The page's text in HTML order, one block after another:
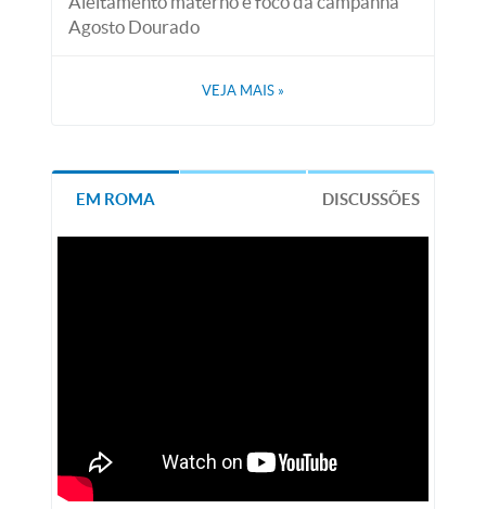
Agosto Dourado
VEJA MAIS »
EM ROMA DISCUSSÕES